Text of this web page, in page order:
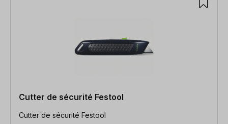
Cutter de sécurité Festool
Cutter de sécurité Festool